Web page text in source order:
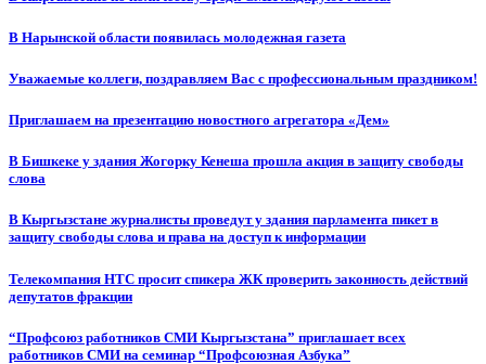
В Нарынской области появилась молодежная газета
Уважаемые коллеги, поздравляем Вас с профессиональным праздником!
Приглашаем на презентацию новостного агрегатора «Дем»
В Бишкеке у здания Жогорку Кенеша прошла акция в защиту свободы
слова
В Кыргызстане журналисты проведут у здания парламента пикет в
защиту свободы слова и права на доступ к информации
Телекомпания НТС просит спикера ЖК проверить законность действий
депутатов фракции
“Профсоюз работников СМИ Кыргызстана” приглашает всех
работников СМИ на семинар “Профсоюзная Азбука”